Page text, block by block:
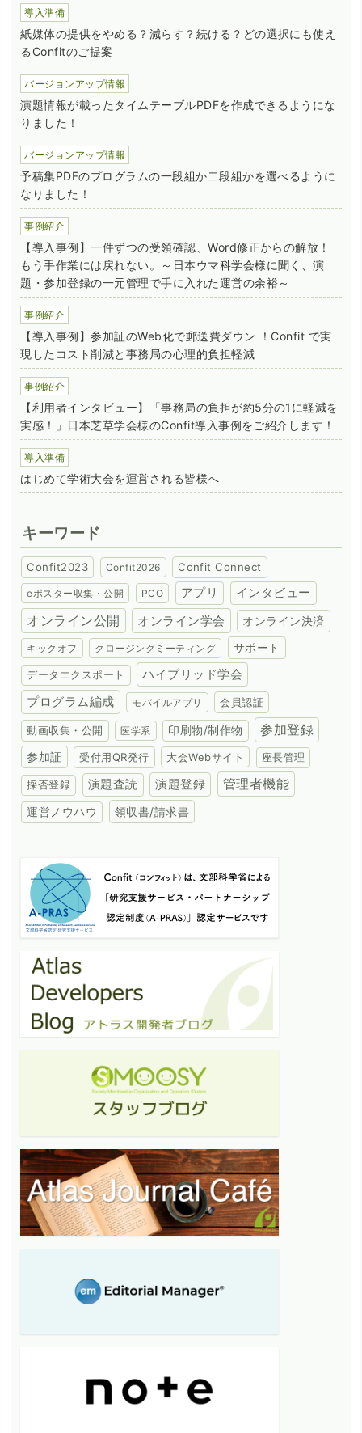
導入準備
紙媒体の提供をやめる？減らす？続ける？どの選択にも使え
るConfitのご提案
バージョンアップ情報
演題情報が載ったタイムテーブルPDFを作成できるようにな
りました！
バージョンアップ情報
予稿集PDFのプログラムの一段組か二段組かを選べるように
なりました！
事例紹介
【導入事例】一件ずつの受領確認、Word修正からの解放！
もう手作業には戻れない。～日本ウマ科学会様に聞く、演
題・参加登録の一元管理で手に入れた運営の余裕～
事例紹介
【導入事例】参加証のWeb化で郵送費ダウン ！Confit で実
現したコスト削減と事務局の心理的負担軽減
事例紹介
【利用者インタビュー】「事務局の負担が約5分の1に軽減を
実感！」日本芝草学会様のConfit導入事例をご紹介します！
導入準備
はじめて学術大会を運営される皆様へ
キーワード
Confit2023 Confit2026 Confit Connect
eポスター収集・公開 PCO アプリ インタビュー
オンライン公開 オンライン学会 オンライン決済
キックオフ クロージングミーティング サポート
データエクスポート
ハイブリッド学会
プログラム編成
モバイルアプリ 会員認証
動画収集・公開 医学系 印刷物/制作物 参加登録
参加証 受付用QR発行 大会Webサイト 座長管理
採否登録 演題査読 演題登録 管理者機能
運営ノウハウ 領収書/請求書